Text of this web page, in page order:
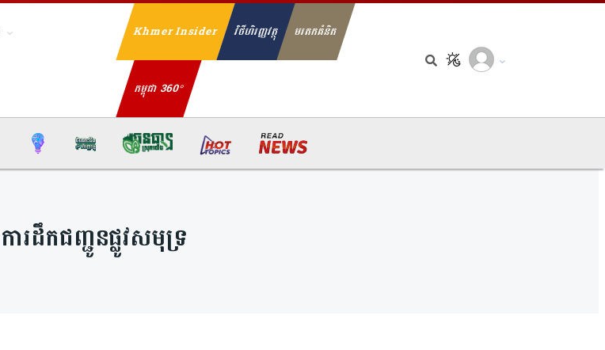
Khmer Insider វិថីហិរញ្ញវត្ថុ មរតកគំនិត
កម្ពុជា 360°
ការដឹកជញ្ជូនផ្លូវសមុទ្រ